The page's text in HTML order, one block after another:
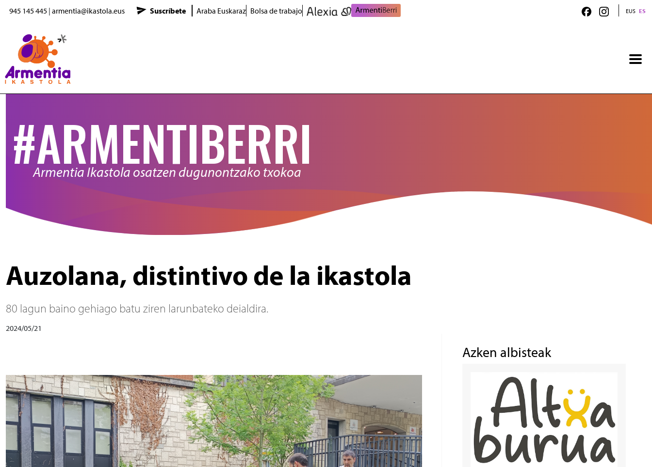
Pasar al contenido principal
945 145 445| armentia@ikastola.eus Suscríbete Araba Euskaraz Bolsa de trabajo EUS ES
#ARMENTIBERRI
Armentia Ikastola osatzen dugunontzako txokoa
Auzolana, distintivo de la ikastola
80 lagun baino gehiago batu ziren larunbateko deialdira.
2024/05/21
Irudia
Azken albisteak